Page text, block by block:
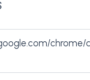
chrome/